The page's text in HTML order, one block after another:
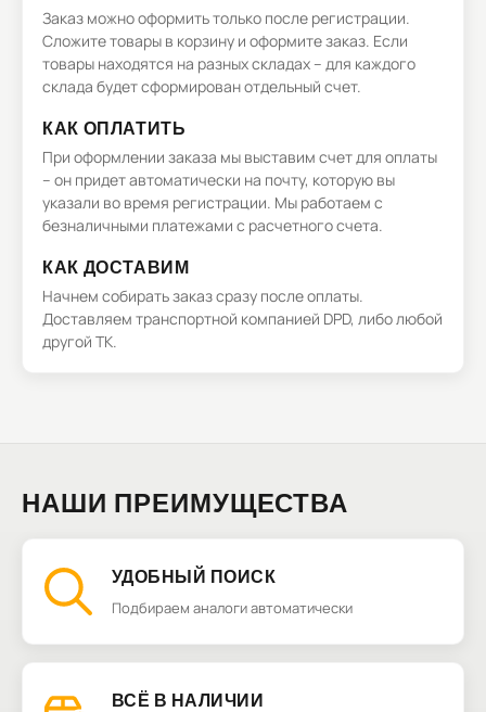
Заказ можно оформить только после регистрации.
Сложите товары в корзину и оформите заказ. Если
товары находятся на разных складах – для каждого
склада будет сформирован отдельный счет.
КАК ОПЛАТИТЬ
При оформлении заказа мы выставим счет для оплаты
– он придет автоматически на почту, которую вы
указали во время регистрации. Мы работаем с
безналичными платежами с расчетного счета.
КАК ДОСТАВИМ
Начнем собирать заказ сразу после оплаты.
Доставляем транспортной компанией DPD, либо любой
другой ТК.
НАШИ ПРЕИМУЩЕСТВА
УДОБНЫЙ ПОИСК
Подбираем аналоги автоматически
ВСЁ В НАЛИЧИИ